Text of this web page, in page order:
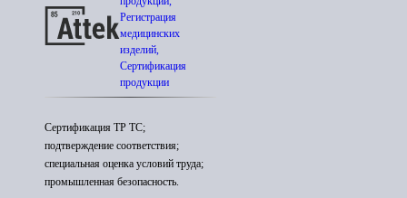
Регистрация
медицинских
изделий,
Сертификация
продукции
Сертификация ТР ТС;
подтверждение соответствия;
специальная оценка условий труда;
промышленная безопасность.